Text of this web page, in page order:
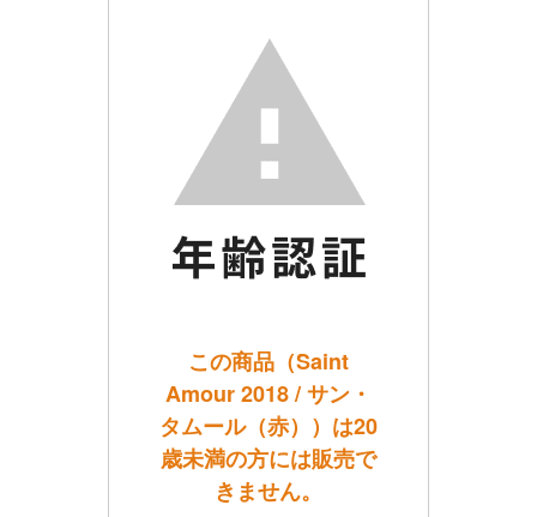
この商品（Saint
Amour 2018 / サン・
タムール（赤））は20
歳未満の方には販売で
きません。